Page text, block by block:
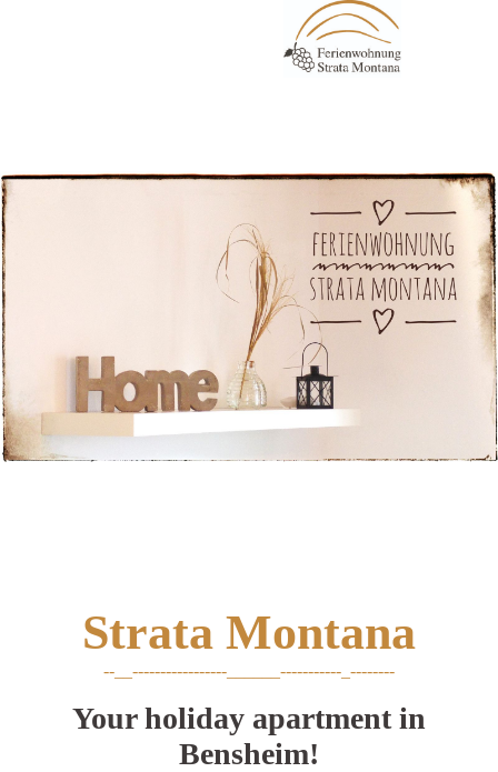
Strata Montana
--__-----------------______-----------_--------
Your holiday apartment in
Bensheim!